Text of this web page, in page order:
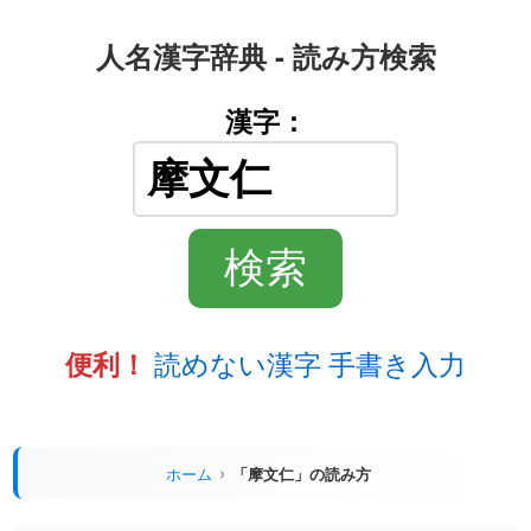
人名漢字辞典 - 読み方検索
漢字：
便利！ 読めない漢字 手書き入力
ホーム 「摩文仁」の読み方